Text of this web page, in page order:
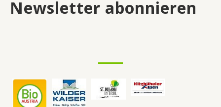
Newsletter abonnieren